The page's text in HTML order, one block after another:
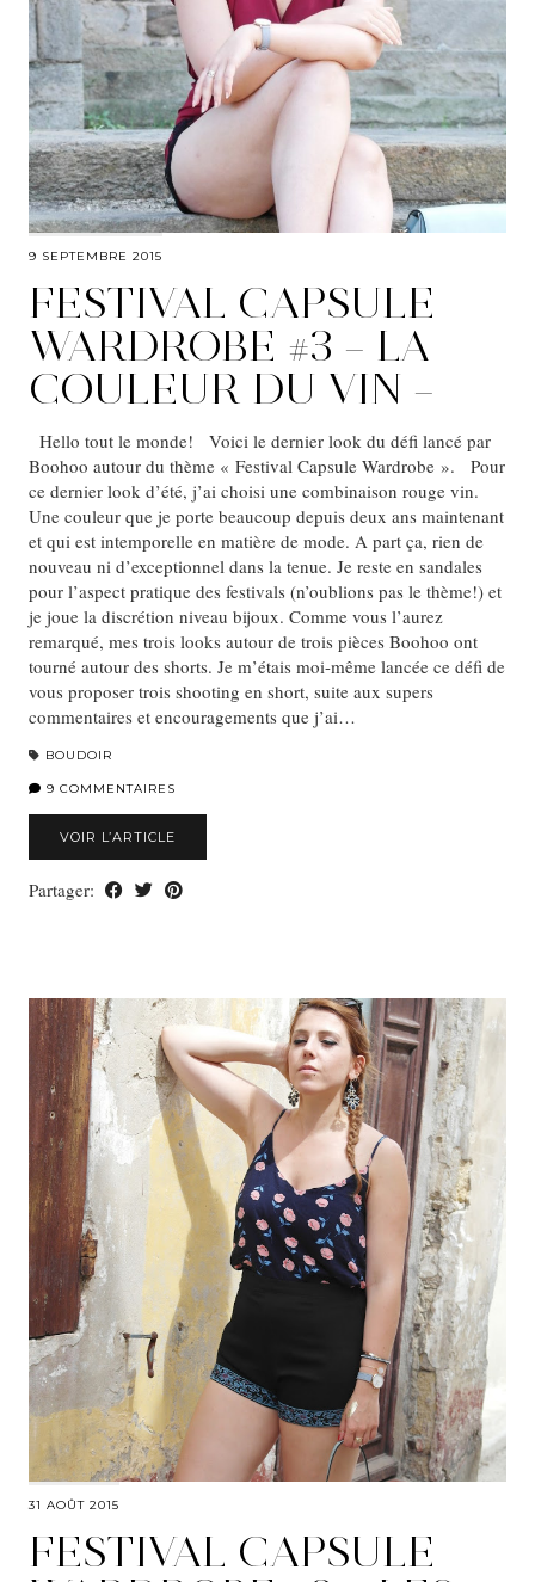
9 SEPTEMBRE 2015
FESTIVAL CAPSULE
WARDROBE #3 – LA
COULEUR DU VIN –
Hello tout le monde! Voici le dernier look du défi lancé par
Boohoo autour du thème « Festival Capsule Wardrobe ». Pour
ce dernier look d’été, j’ai choisi une combinaison rouge vin.
Une couleur que je porte beaucoup depuis deux ans maintenant
et qui est intemporelle en matière de mode. A part ça, rien de
nouveau ni d’exceptionnel dans la tenue. Je reste en sandales
pour l’aspect pratique des festivals (n’oublions pas le thème!) et
je joue la discrétion niveau bijoux. Comme vous l’aurez
remarqué, mes trois looks autour de trois pièces Boohoo ont
tourné autour des shorts. Je m’étais moi-même lancée ce défi de
vous proposer trois shooting en short, suite aux supers
commentaires et encouragements que j’ai…
BOUDOIR
9 COMMENTAIRES
VOIR L’ARTICLE
Partager:
31 AOÛT 2015
FESTIVAL CAPSULE